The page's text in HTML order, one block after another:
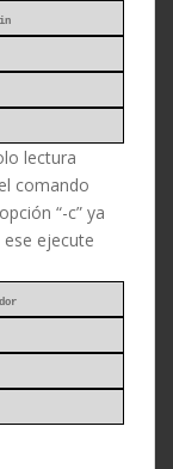
lectura
comando
“-c” ya
ejecute